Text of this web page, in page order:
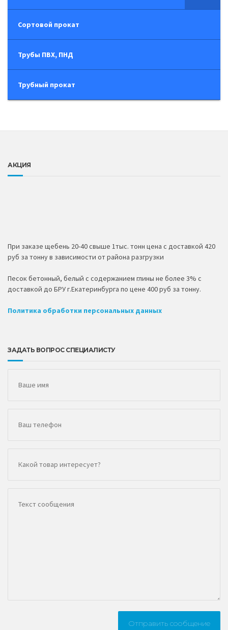
Сортовой прокат
Трубы ПВХ, ПНД
Трубный прокат
АКЦИЯ
При заказе щебень 20-40 свыше 1тыс. тонн цена с доставкой 420
руб за тонну в зависимости от района разгрузки
Песок бетонный, белый с содержанием глины не более 3% с
доставкой до БРУ г.Екатеринбурга по цене 400 руб за тонну.
Политика обработки персональных данных
ЗАДАТЬ ВОПРОС СПЕЦИАЛИСТУ